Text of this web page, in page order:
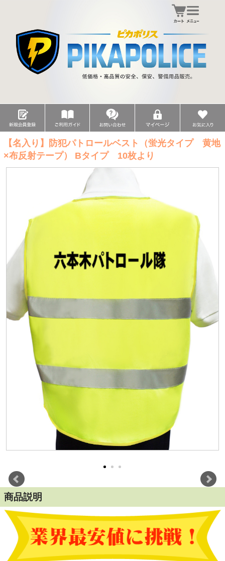
【名入り】防犯パトロールベスト（蛍光タイプ 黄地
×布反射テープ） Bタイプ 10枚より
商品説明